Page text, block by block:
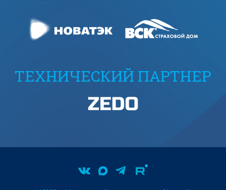
ТЕХНИЧЕСКИЙ ПАРТНЕР